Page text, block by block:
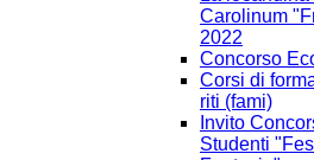
Carolinum
2022
Concorso
Corsi di
riti (fami)
Invito
Studenti